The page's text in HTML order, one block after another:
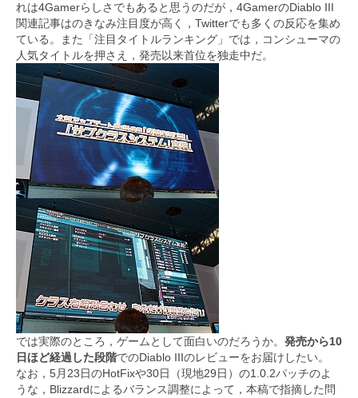
れは4Gamerらしさでもあると思うのだが，4GamerのDiablo III
関連記事はのきなみ注目度が高く，Twitterでも多くの反応を集め
ている。また「注目タイトルランキング」では，コンシューマの
人気タイトルを押さえ，発売以来首位を独走中だ。
では実際のところ，ゲームとして面白いのだろうか。 発売から10
日ほど経過した段階でのDiablo IIIのレビューをお届けしたい。
なお，5月23日のHotFixや30日（現地29日）の1.0.2パッチのよ
うな，Blizzardによるバランス調整によって，本稿で指摘した問